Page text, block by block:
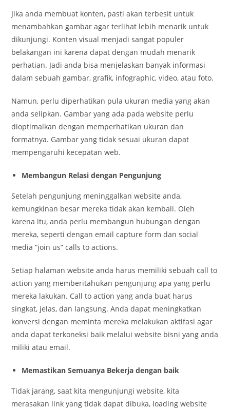
Jika anda membuat konten, pasti akan terbesit untuk
menambahkan gambar agar terlihat lebih menarik untuk
dikunjungi. Konten visual menjadi sangat populer
belakangan ini karena dapat dengan mudah menarik
perhatian. Jadi anda bisa menjelaskan banyak informasi
dalam sebuah gambar, grafik, infographic, video, atau foto.
Namun, perlu diperhatikan pula ukuran media yang akan
anda selipkan. Gambar yang ada pada website perlu
dioptimalkan dengan memperhatikan ukuran dan
formatnya. Gambar yang tidak sesuai ukuran dapat
mempengaruhi kecepatan web.
Membangun Relasi dengan Pengunjung
Setelah pengunjung meninggalkan website anda,
kemungkinan besar mereka tidak akan kembali. Oleh
karena itu, anda perlu membangun hubungan dengan
mereka, seperti dengan email capture form dan social
media “join us” calls to actions.
Setiap halaman website anda harus memiliki sebuah call to
action yang memberitahukan pengunjung apa yang perlu
mereka lakukan. Call to action yang anda buat harus
singkat, jelas, dan langsung. Anda dapat meningkatkan
konversi dengan meminta mereka melakukan aktifasi agar
anda dapat terkoneksi baik melalui website bisni yang anda
miliki atau email.
Memastikan Semuanya Bekerja dengan baik
Tidak jarang, saat kita mengunjungi website, kita
merasakan link yang tidak dapat dibuka, loading website